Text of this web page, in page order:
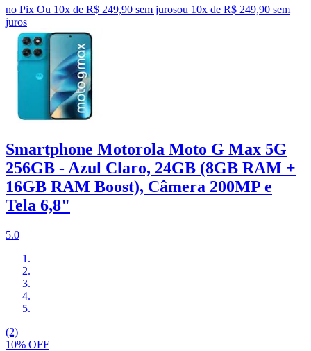
no Pix Ou 10x de R$ 249,90 sem jurosou 10x de R$ 249,90 sem
juros
Smartphone Motorola Moto G Max 5G
256GB - Azul Claro, 24GB (8GB RAM +
16GB RAM Boost), Câmera 200MP e
Tela 6,8"
5.0
(2)
10% OFF